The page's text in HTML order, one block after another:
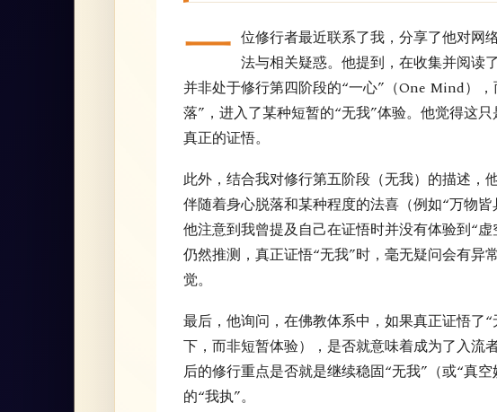
一 位修行者最近联系了我，分享了他对网
法与相关疑惑。他提到，在收集并阅读
并非处于修行第四阶段的“一心”（One Mind）
落”，进入了某种短暂的“无我”体验。他觉得这
真正的证悟。
此外，结合我对修行第五阶段（无我）的描述，
伴随着身心脱落和某种程度的法喜（例如“万物
他注意到我曾提及自己在证悟时并没有体验到“
仍然推测，真正证悟“无我”时，毫无疑问会有异
觉。
最后，他询问，在佛教体系中，如果真正证悟了
下，而非短暂体验），是否就意味着成为了入流
后的修行重点是否就是继续稳固“无我”（或“真
的“我执”。